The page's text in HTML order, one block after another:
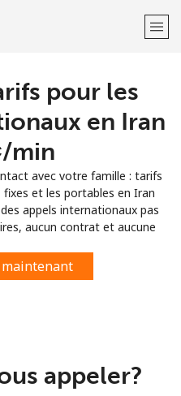
avec
pour les
en Iran
min
avec votre famille : tarifs
fixes et les portables en Iran
appels internationaux pas
aucun contrat et aucune
maintenant
appeler?